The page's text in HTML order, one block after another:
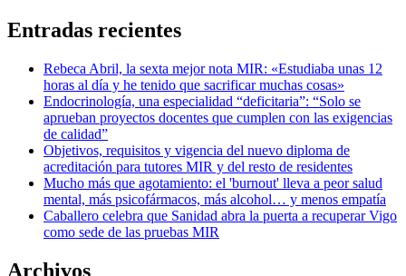
Entradas recientes
Rebeca Abril, la sexta mejor nota MIR: «Estudiaba unas 12
horas al día y he tenido que sacrificar muchas cosas»
Endocrinología, una especialidad “deficitaria”: “Solo se
aprueban proyectos docentes que cumplen con las exigencias
de calidad”
Objetivos, requisitos y vigencia del nuevo diploma de
acreditación para tutores MIR y del resto de residentes
Mucho más que agotamiento: el 'burnout' lleva a peor salud
mental, más psicofármacos, más alcohol… y menos empatía
Caballero celebra que Sanidad abra la puerta a recuperar Vigo
como sede de las pruebas MIR
Archivos